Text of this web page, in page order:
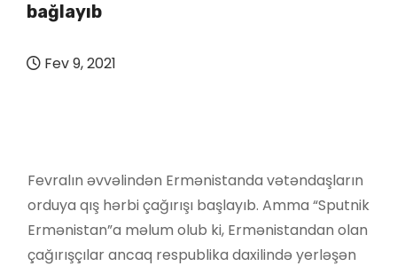
bağlayıb
Fev 9, 2021
Fevralın əvvəlindən Ermənistanda vətəndaşların
orduya qış hərbi çağırışı başlayıb. Amma “Sputnik
Ermənistan”a məlum olub ki, Ermənistandan olan
çağırışçılar ancaq respublika daxilində yerləşən